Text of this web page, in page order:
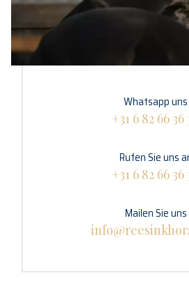
Whatsapp uns
+31 6 82 66 36
Rufen Sie uns
+31 6 82 66 36
Mailen Sie uns